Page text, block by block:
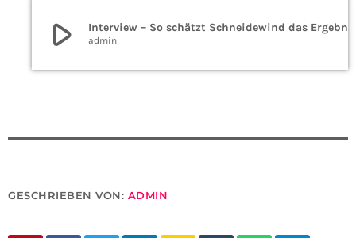
play_arrow admin
GESCHRIEBEN VON: ADMIN